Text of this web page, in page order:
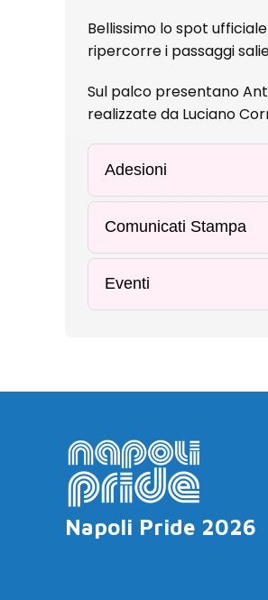
Bellissimo lo spot
ripercorre i passaggi
Sul palco presentano
realizzate da Luciano
Adesioni
Comunicati Stampa
Eventi
Napoli Pride 2026